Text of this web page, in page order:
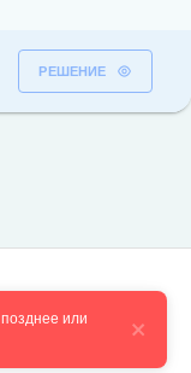
РЕШЕНИЕ
или